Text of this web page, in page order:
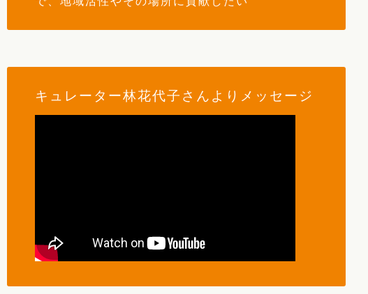
キュレーター林花代子さんよりメッセージ